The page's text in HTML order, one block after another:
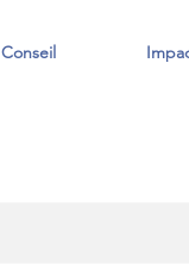
Conseil